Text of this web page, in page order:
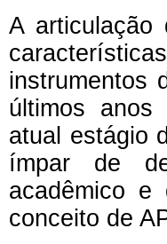
A articulação
instrumentos
últimos anos
atual estágio
ímpar de
acadêmico
conceito de